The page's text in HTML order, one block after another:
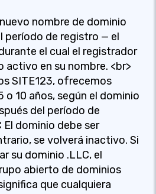
nombre de dominio
período de registro — el
el cual el registrador
activo en su nombre. <br>
SITE123, ofrecemos
o 10 años, según el dominio
del período de
El dominio debe ser
se volverá inactivo. Si
su dominio .LLC, el
abierto de dominios
que cualquiera